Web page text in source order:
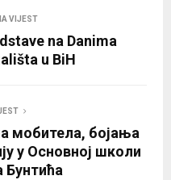
VIJEST
na Danima
u BiH
мобитела, бојања
у Основној школи